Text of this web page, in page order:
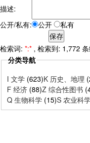
描述:
公开/私有:
公开 私有
检索词: *:* , 检索到: 1,772
分类导航
I 文学 (623)K 历史、地理
F 经济 (88)Z 综合性图书
Q 生物科学 (15)S 农业科